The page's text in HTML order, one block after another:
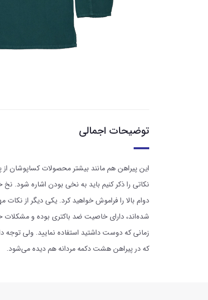
توضیحات اجمالی
این پیراهن هم مانند بیشتر محصولات کساپوشان
نکاتی را ذکر کنیم باید به نخی بودن اشاره
دوام بالا را فراموش خواهید کرد. یکی دیگر از
شده‌اند، دارای خاصیت ضد باکتری بوده و مشکلات
زمانی که دوست داشتید استفاده نمایید. ولی
که در پیراهن هشت دکمه مردانه هم دیده می‌شود.